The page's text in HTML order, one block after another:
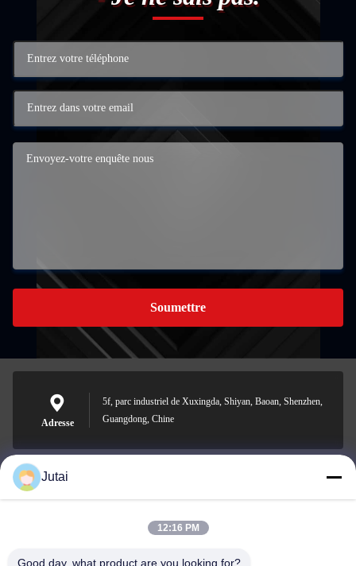
Soumettre
Adresse
5f, parc industriel de Xuxingda, Shiyan, Baoan, Shenzhen,
Guangdong, Chine
jutaisales18@gmail.com
Jutai
12:16 PM
Good day, what product are you looking for?